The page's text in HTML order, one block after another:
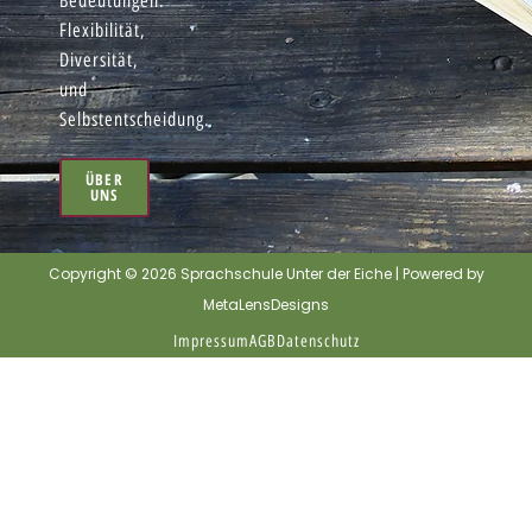
Flexibilität,
Diversität,
und
Selbstentscheidung.
ÜBER
UNS
Copyright © 2026 Sprachschule Unter der Eiche | Powered by
MetaLensDesigns
ImpressumAGBDatenschutz